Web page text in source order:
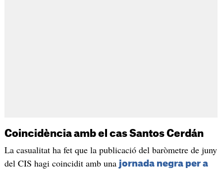
Coincidència amb el cas Santos Cerdán
La casualitat ha fet que la publicació del baròmetre de juny
del CIS hagi coincidit amb una jornada negra per a